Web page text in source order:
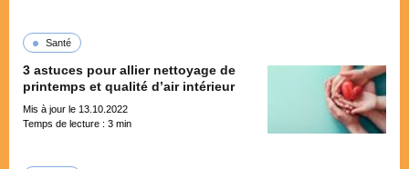
Santé
3 astuces pour allier nettoyage de
printemps et qualité d’air intérieur
Mis à jour le 13.10.2022
Temps de lecture : 3 min